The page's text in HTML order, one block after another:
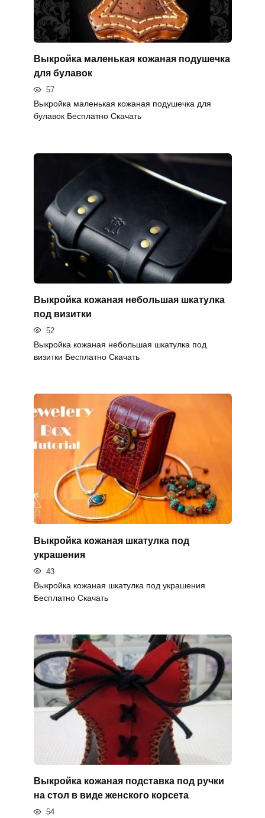
Выкройка маленькая кожаная подушечка
для булавок
57
Выкройка маленькая кожаная подушечка для
булавок Бесплатно Скачать
Выкройка кожаная небольшая шкатулка
под визитки
52
Выкройка кожаная небольшая шкатулка под
визитки Бесплатно Скачать
Выкройка кожаная шкатулка под
украшения
43
Выкройка кожаная шкатулка под украшения
Бесплатно Скачать
Выкройка кожаная подставка под ручки
на стол в виде женского корсета
54